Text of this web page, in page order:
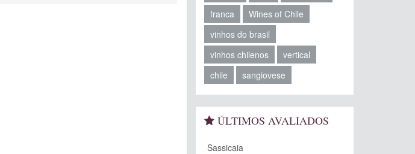
franca
Wines of Chile
vinhos do brasil
vinhos chilenos
vertical
chile
sangiovese
ÚLTIMOS AVALIADOS
Sassicaia